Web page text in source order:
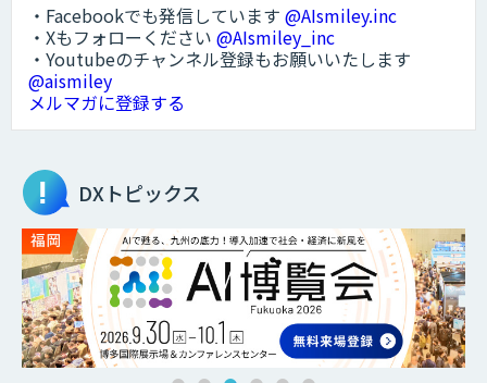
・Facebookでも発信しています @AIsmiley.inc
・Xもフォローください @AIsmiley_inc
・Youtubeのチャンネル登録もお願いいたします
@aismiley
メルマガに登録する
DXトピックス